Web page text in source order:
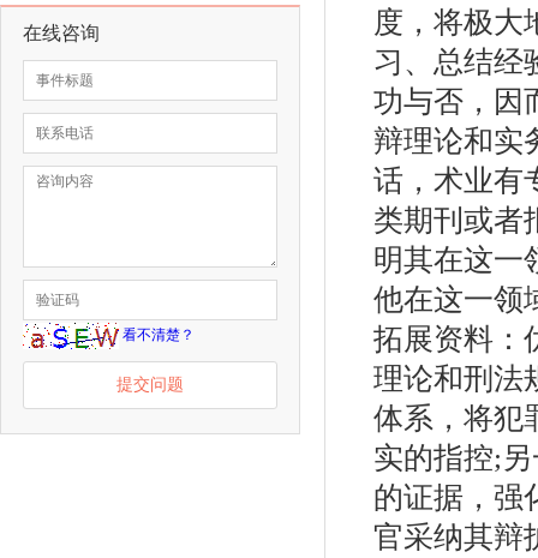
在线咨询
看不清楚？
提交问题
度，将极大
习、总结经
功与否，因
辩理论和实
话，术业有
类期刊或者
明其在这一
他在这一领
拓展资料：
理论和刑法
体系，将犯
实的指控;
的证据，强
官采纳其辩